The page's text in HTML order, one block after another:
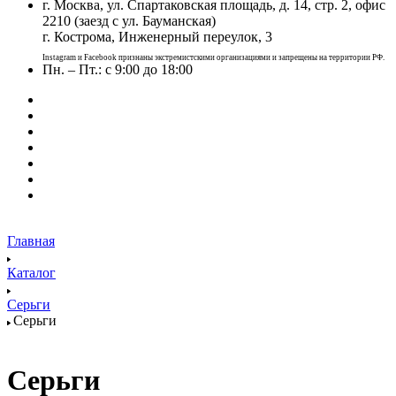
г. Москва, ул. Спартаковская площадь, д. 14, стр. 2, офис
2210 (заезд с ул. Бауманская)
г. Кострома, Инженерный переулок, 3
Instagram и Facebook признаны экстремистскими организациями и запрещены на территории РФ.
Пн. – Пт.: с 9:00 до 18:00
Главная
Каталог
Серьги
Серьги
Серьги